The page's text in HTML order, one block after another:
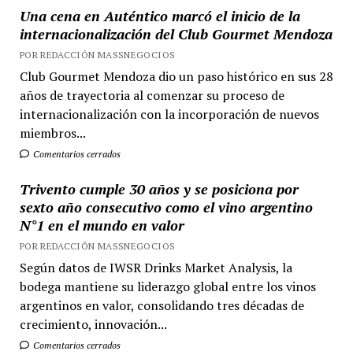
Una cena en Auténtico marcó el inicio de la
internacionalización del Club Gourmet Mendoza
POR REDACCIÓN MASSNEGOCIOS
Club Gourmet Mendoza dio un paso histórico en sus 28
años de trayectoria al comenzar su proceso de
internacionalización con la incorporación de nuevos
miembros...
Comentarios cerrados
Trivento cumple 30 años y se posiciona por
sexto año consecutivo como el vino argentino
N°1 en el mundo en valor
POR REDACCIÓN MASSNEGOCIOS
Según datos de IWSR Drinks Market Analysis, la
bodega mantiene su liderazgo global entre los vinos
argentinos en valor, consolidando tres décadas de
crecimiento, innovación...
Comentarios cerrados